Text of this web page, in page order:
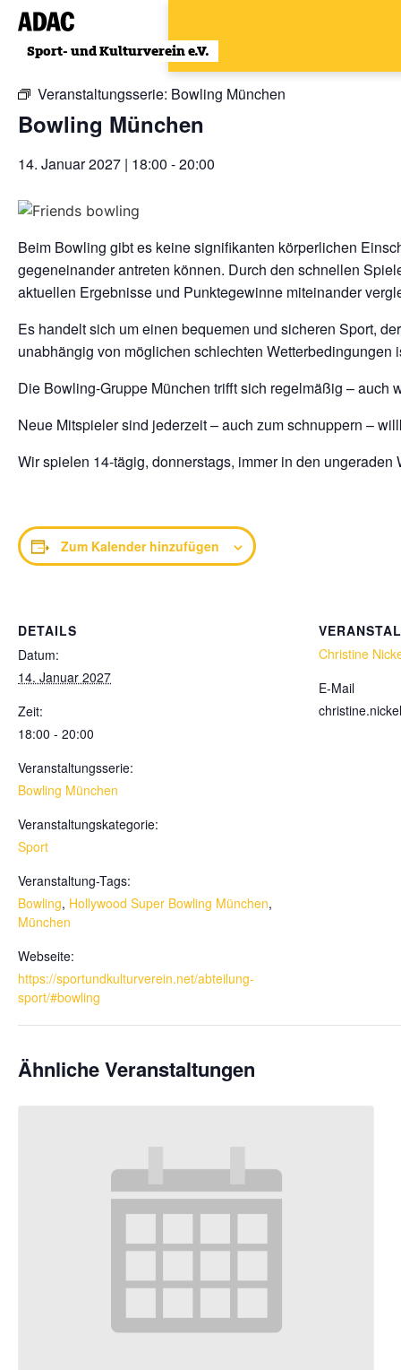
Zum
Inhalt
wechseln
« Alle Veranstaltungen
Veranstaltungsserie: Bowling München
Bowling München
14. Januar 2027 | 18:00 -20:00
Beim Bowling gibt es keine signifikanten körperlichen
gegeneinander antreten können. Durch den schnellen
aktuellen Ergebnisse und Punktegewinne miteinander
Es handelt sich um einen bequemen und sicheren Sport,
unabhängig von möglichen schlechten Wetterbedingungen
Die Bowling-Gruppe München trifft sich regelmäßig – auch
Neue Mitspieler sind jederzeit – auch zum schnuppern –
Wir spielen 14-tägig, donnerstags, immer in den ungeraden
Zum Kalender hinzufügen
DETAILS
Datum:
14. Januar 2027
Zeit:
18:00 - 20:00
Veranstaltungsserie:
Bowling München
Veranstaltungskategorie:
Sport
Veranstaltung-Tags:
Bowling, Hollywood Super Bowling München,
München
Webseite:
https://sportundkulturverein.net/abteilung-
sport/#bowling
Christine
E-Mail
Ähnliche Veranstaltungen